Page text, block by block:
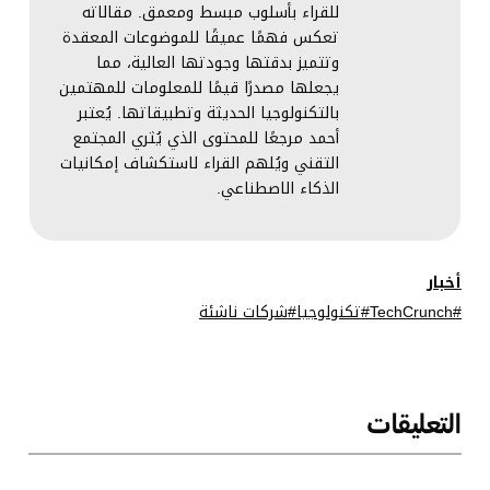
للقراء بأسلوب مبسط ومعمق. مقالاته
تعكس فهمًا عميقًا للموضوعات المعقدة
وتتميز بدقتها وجودتها العالية، مما
يجعلها مصدرًا قيمًا للمعلومات للمهتمين
بالتكنولوجيا الحديثة وتطبيقاتها. يُعتبر
أحمد مرجعًا للمحتوى الذي يُثري المجتمع
التقني ويُلهم القراء لاستكشاف إمكانيات
الذكاء الاصطناعي.
أخبار
TechCrunch تكنولوجيا شركات ناشئة
التعليقات